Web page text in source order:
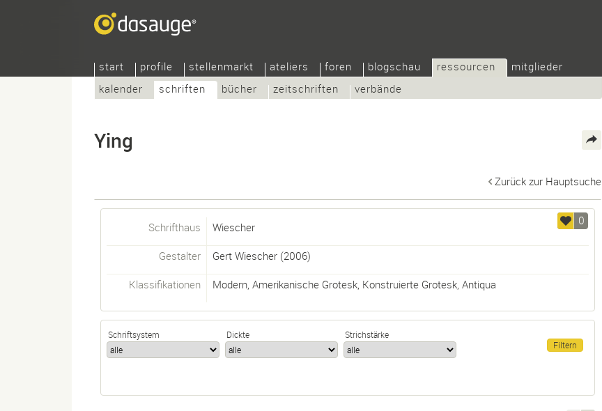
start profile stellenmarkt ateliers foren blogschau
ressourcen
kalender
schriften bücher zeitschriften verbände
mitglieder
Ying
Zurück zur Hauptsuche
0
Schrifthaus Wiescher
Gestalter Gert Wiescher(2006)
Klassifikationen Modern, Amerikanische Grotesk, Konstruierte Grotesk, Antiqua
Schriftsystem Dickte Strichstärke